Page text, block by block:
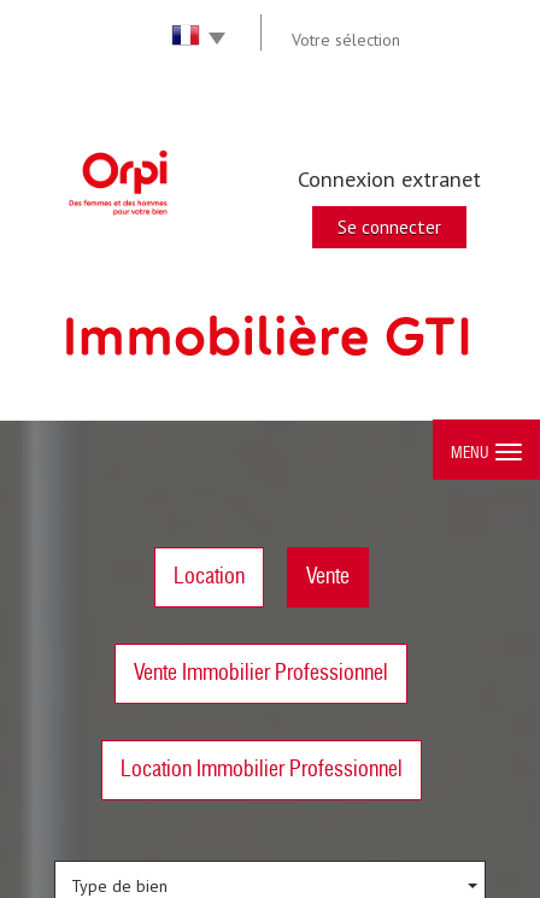
Votre sélection
Connexion extranet
Se connecter
MENU
Location Vente
Vente Immobilier Professionnel
Location Immobilier Professionnel
Type de bien